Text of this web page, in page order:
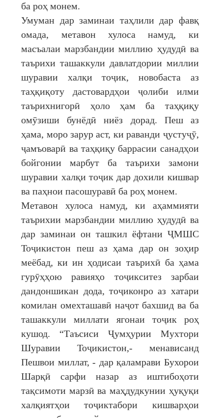
ба роҳ монем.
Умуман дар заминаи таҳлили дар фавқ
омада, метавон хулоса намуд, ки
масъалаи марзбандии миллию ҳудудӣ ва
таърихи ташаккули давлатдории миллии
шуравии халқи тоҷик, новобаста аз
таҳқиқоту дастовардҳои ҷолиби илми
таърихнигорӣ ҳоло ҳам ба таҳқиқу
омӯзиши бунёдӣ ниёз дорад. Пеш аз
ҳама, моро зарур аст, ки раванди ҷустуҷӯ,
ҷамъоварӣ ва таҳқиқу баррасии санадҳои
бойгонии марбут ба таърихи замони
шуравии халқи тоҷик дар дохили кишвар
ва паҳнои пасошуравӣ ба роҳ монем.
Метавон хулоса намуд, ки аҳаммияти
таърихии марзбандии миллию ҳудудӣ ва
дар заминаи он ташкил ёфтани ҶМШС
Тоҷикистон пеш аз ҳама дар он зоҳир
меёбад, ки ин ҳодисаи таърихӣ ба ҳама
гурӯҳҳою равияҳо тоҷикситез зарбаи
дандоншикан дода, тоҷиконро аз хатари
комилан омехташавӣ наҷот бахшид ва ба
ташаккули миллати ягонаи тоҷик роҳ
кушод. “Таъсиси Ҷумҳурии Мухтори
Шуравии Тоҷикистон,- менависанд
Пешвои миллат, - дар қаламрави Бухорои
Шарқӣ сарфи назар аз иштибоҳоти
тақсимоти марзӣ ва маҳдудкунии ҳуқуқи
халқиятҳои тоҷиктабори кишварҳои